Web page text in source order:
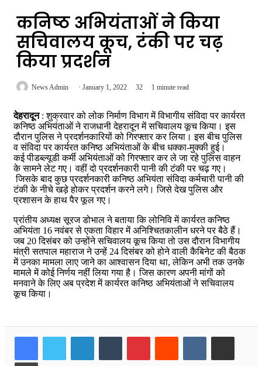
कनिष्ठ अभियंताओं ने किया
सचिवालय कूच, टंकी पर चढ़
किया प्रदर्शन
News Admin January 1, 2022 32 1 minute read
देहरादून : शुक्रवार को लोक निर्माण विभाग में विभागीय संविदा पर कार्यरत
कनिष्ठ अभियंताओं ने राजधानी देहरादून में सचिवालय कूच किया। इस
दौरान पुलिस ने प्रदर्शनकारियों को गिरफ्तार कर लिया। इस बीच पुलिस
व संविदा पर कार्यरत कनिष्ठ अभियंताओं के बीच धक्का-मुक्की हुई।
कई पीडब्ल्यूडी कर्मी अभियंताओं को गिरफ्तार कर ले जा रहे पुलिस वाहन
के सामने लेट गए। वहीं दो प्रदर्शनकारी पानी की टंकी पर चढ़ गए।
जिसके बाद कुछ प्रदर्शनकारी कनिष्ठ अभियंता संविदा कर्मचारी पानी की
टंकी के नीचे खड़े होकर प्रदर्शन करने लगे। जिसे देख पुलिस और
प्रशासन के हाथ पैर फूल गए।
प्रांतीय अध्यक्ष सूरज डोभाल ने बताया कि लोनिवि में कार्यरत कनिष्ठ
अभियंता 16 नवंबर से एकता विहार में अनिश्चितकालीन धरने पर बैठे हैं।
जब 20 दिसंबर को उन्होंने सचिवालय कूच किया तो उस दौरान विभागीय
मंत्री सतपाल महाराज ने उन्हें 24 दिसंबर को होने वाली कैबिनेट की बैठक
में उनका मामला लाए जाने का आश्वासन दिया था, लेकिन अभी तक उनके
मामले में कोई निर्णय नहीं लिया गया है। जिस कारण अपनी मांगों को
मनवाने के लिए अब प्रदेश में कार्यरत कनिष्ठ अभियंताओं ने सचिवालय
कूच किया।
LinkedInTumblrPinterestReddit VKontakteShare via Email
Print